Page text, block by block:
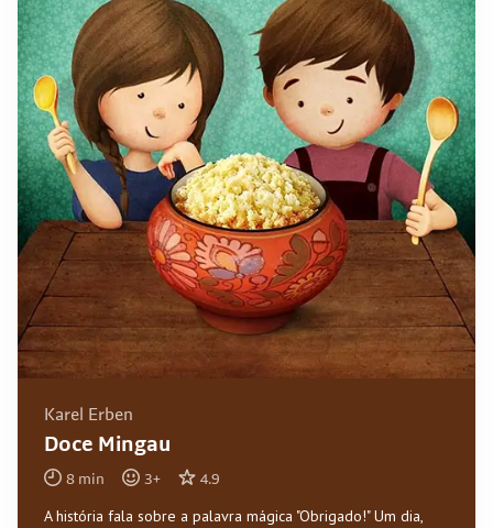
Karel Erben
Doce Mingau
8 min 3+ 4.9
A história fala sobre a palavra mágica "Obrigado!" Um dia,